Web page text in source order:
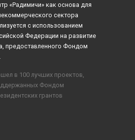
«Радимичи» как основа для
сектора
с использованием
Федерации на развитие
предоставленного Фондом
в 100 лучших проектов,
Фондом
грантов